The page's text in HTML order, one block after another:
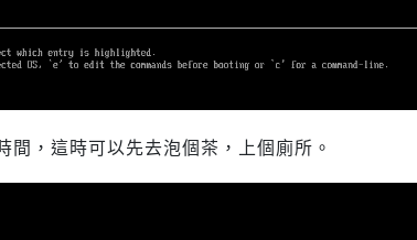
間，這時可以先去泡個茶，上個廁所。